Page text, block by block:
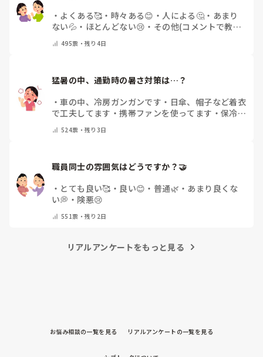
・ よくある🥰 ・ 時々ある😊 ・ 人による🤔 ・ あまり
ない💦 ・ ほとんどない😢 ・ その他(コメントで教え
495票・残り4日
猛暑の中、通勤時の暑さ対策は…？
・車の中、冷房ガンガンです ・ 日傘、帽子など着衣
で工夫してます ・携帯ファンを使ってます ・ 保冷剤
ん ・その他（コメントで教えて下さい）
524票・残り3日
職員同士の雰囲気はどうですか？🤝
・ とても良い🥰 ・ 良い😊 ・ 普通🌿 ・ あまり良くな
い💭 ・ 険悪😢
551票・残り2日
リアルアンケートをもっと見る
お悩み相談の一覧を見る リアルアンケートの一覧を見る